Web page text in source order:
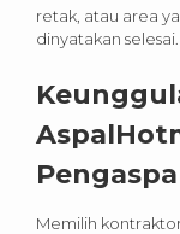
retak, atau area
dinyatakan selesai.
Memilih